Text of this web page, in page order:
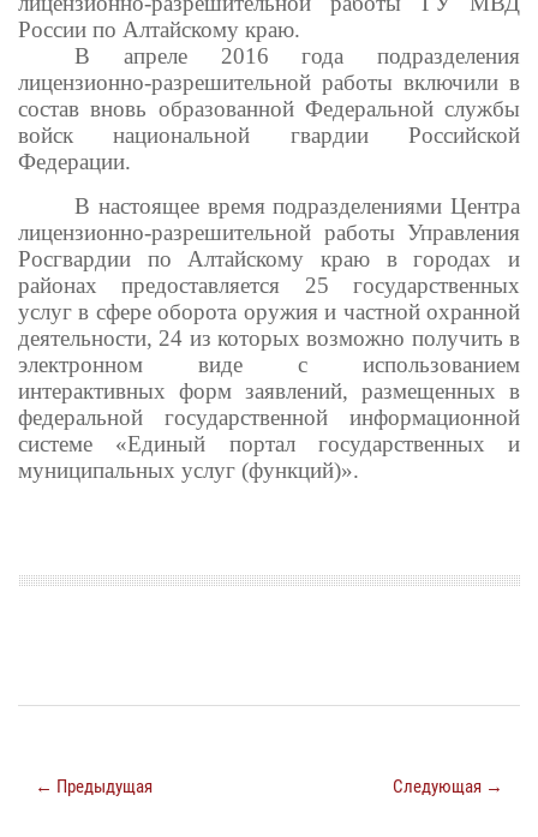
России по Алтайскому краю.
В апреле 2016 года подразделения
лицензионно-разрешительной работы включили в
состав вновь образованной Федеральной службы
войск национальной гвардии Российской
Федерации.
В настоящее время подразделениями Центра
лицензионно-разрешительной работы Управления
Росгвардии по Алтайскому краю в городах и
районах предоставляется 25 государственных
услуг в сфере оборота оружия и частной охранной
деятельности, 24 из которых возможно получить в
электронном виде с использованием
интерактивных форм заявлений, размещенных в
федеральной государственной информационной
системе «Единый портал государственных и
муниципальных услуг (функций)».
← Предыдущая Следующая →